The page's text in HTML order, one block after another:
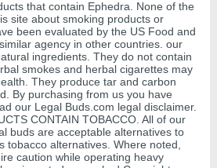
that contain Ephedra. None of the
site about smoking products or
been evaluated by the US Food and
agency in other countries. our
ingredients. They do not contain
smokes and herbal cigarettes may
They produce tar and carbon
By purchasing from us you have
our Legal Buds.com legal disclaimer.
CONTAIN TOBACCO. All of our
buds are acceptable alternatives to
tobacco alternatives. Where noted,
caution while operating heavy